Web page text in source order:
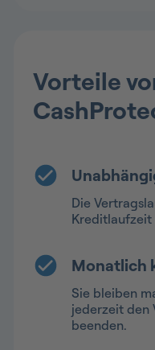
Vorteile
Die
Kreditlaufzeit
Monatlich
Sie bleiben
jederzeit den
beenden.